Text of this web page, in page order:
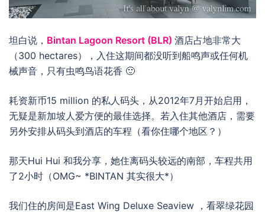
坦白说， Bintan Lagoon Resort (BLR) 酒店占地非常大
（300 hectares），入住这期间都没听到船鸣声或任何机
械声音，只有虫鸣鸟语花香 🙂
耗资新币15 million 的私人码头，从2012年7月开始启用，
无疑是新加坡人爱方便的最佳选择。若入住其他酒店，需要
另外安排从码头到酒店的车程（看你住哪个地区？）
那天Hui Hui 和我分享，她住离码头较远的南部，车程共用
了2小时（OMG~ *BINTAN 其实很大*）
我们住的房间是East Wing Deluxe Seaview ，看翠绿花园